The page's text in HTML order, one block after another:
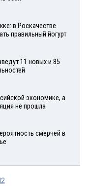
в Роскачестве
правильный йогурт
11 новых и 85
экономике, а
не прошла
смерчей в